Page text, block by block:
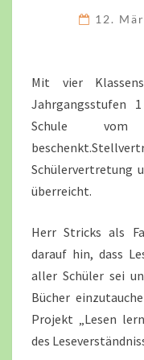
12.
Mit vier
Jahrgangsstufen
Schule
Schülervertretung
überreicht.
Herr Stricks als
darauf hin, dass
aller Schüler sei
Bücher
Projekt „Lesen
des